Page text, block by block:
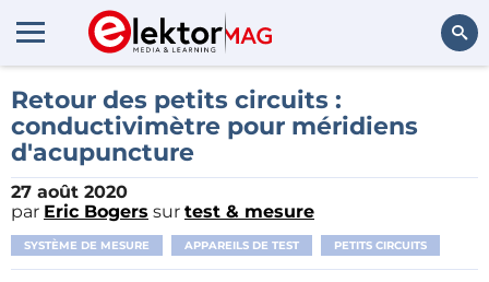
Retour des petits circuits :
conductivimètre pour méridiens
d'acupuncture
27 août 2020
par Eric Bogers sur test & mesure
SYSTÈME DE MESURE APPAREILS DE TEST PETITS CIRCUITS